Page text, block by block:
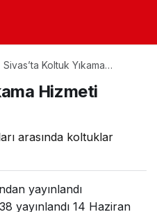
Sivas’ta Koltuk Yıkama
Hizmeti
arasında koltuklar
yayınlandı
yayınlandı 14 Haziran